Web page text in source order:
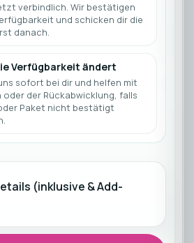
verbindlich. Wir bestätigen
und schicken dir die
danach.
Verfügbarkeit ändert
sofort bei dir und helfen mit
der Rückabwicklung, falls
Paket nicht bestätigt
(inklusive & Add-